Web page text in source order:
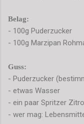
Belag:
- 100g Puderzucker
- 100g Marzipan
Guss:
- Puderzucker
- etwas Wasser
- ein paar Spritzer
- wer mag: